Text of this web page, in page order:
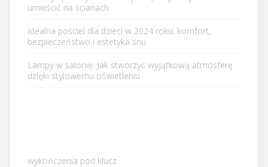
umieścić na ścianach
Idealna pościel dla dzieci w 2024 roku: komfort,
bezpieczeństwo i estetyka snu
Lampy w salonie: Jak stworzyć wyjątkową atmosferę
dzięki stylowemu oświetleniu
wykończenia pod klucz